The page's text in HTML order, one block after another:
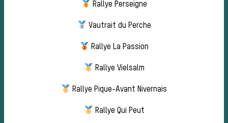
Rallye Perseigne
Vautrait du Perche
Rallye La Passion
Rallye Vielsalm
Rallye Pique-Avant Nivernais
Rallye Qui Peut